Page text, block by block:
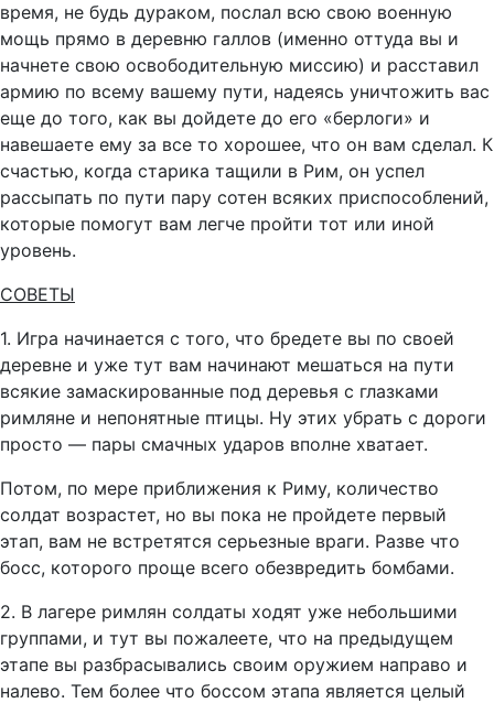
время, не будь дураком, послал всю свою военную
мощь прямо в деревню галлов (именно оттуда вы и
начнете свою освободительную миссию) и расставил
армию по всему вашему пути, надеясь уничтожить вас
еще до того, как вы дойдете до его «берлоги» и
навешаете ему за все то хорошее, что он вам сделал. К
счастью, когда старика тащили в Рим, он успел
рассыпать по пути пару сотен всяких приспособлений,
которые помогут вам легче пройти тот или иной
уровень.
СОВЕТЫ
1. Игра начинается с того, что бредете вы по своей
деревне и уже тут вам начинают мешаться на пути
всякие замаскированные под деревья с глазками
римляне и непонятные птицы. Ну этих убрать с дороги
просто — пары смачных ударов вполне хватает.
Потом, по мере приближения к Риму, количество
солдат возрастет, но вы пока не пройдете первый
этап, вам не встретятся серьезные враги. Разве что
босс, которого проще всего обезвредить бомбами.
2. В лагере римлян солдаты ходят уже небольшими
группами, и тут вы пожалеете, что на предыдущем
этапе вы разбрасывались своим оружием направо и
налево. Тем более что боссом этапа является целый